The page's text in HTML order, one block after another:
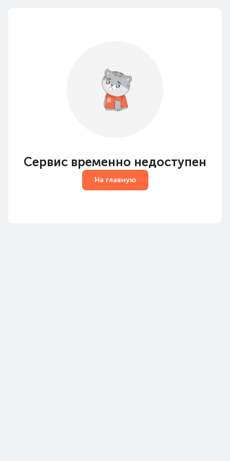
Сервис временно недоступен
На главную